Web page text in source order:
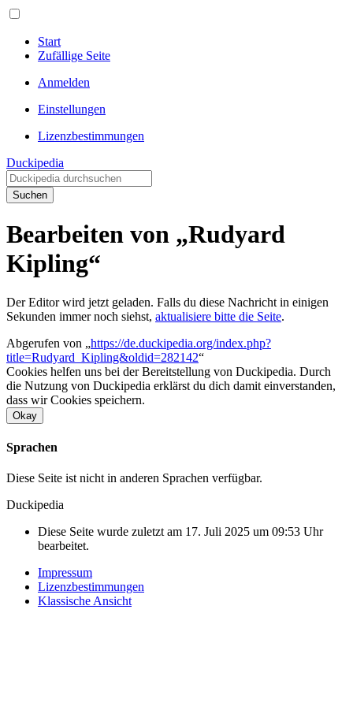
Start
Zufällige Seite
Anmelden
Einstellungen
Lizenzbestimmungen
Duckipedia
Suchen
Bearbeiten von „Rudyard
Kipling“
Der Editor wird jetzt geladen. Falls du diese Nachricht in einigen
Sekunden immer noch siehst, aktualisiere bitte die Seite.
Abgerufen von „https://de.duckipedia.org/index.php?
title=Rudyard_Kipling&oldid=282142“
Cookies helfen uns bei der Bereitstellung von Duckipedia. Durch
die Nutzung von Duckipedia erklärst du dich damit einverstanden,
dass wir Cookies speichern.
Okay
Sprachen
Diese Seite ist nicht in anderen Sprachen verfügbar.
Duckipedia
Diese Seite wurde zuletzt am 17. Juli 2025 um 09:53 Uhr
bearbeitet.
Impressum
Lizenzbestimmungen
Klassische Ansicht